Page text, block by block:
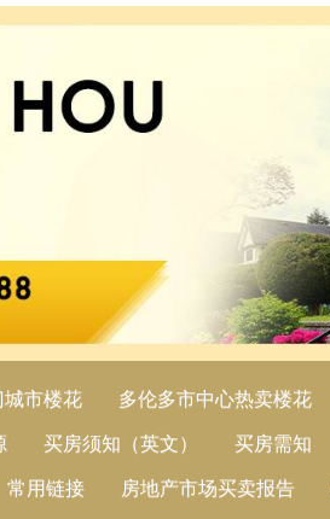
城市楼花 多伦多市中心热卖楼花
买房须知（英文） 买房需知
常用链接 房地产市场买卖报告